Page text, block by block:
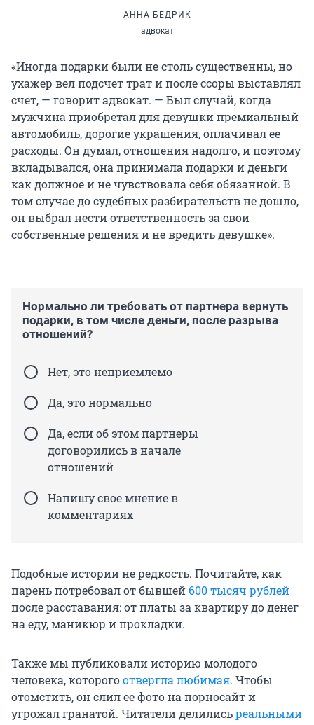
АННА БЕДРИК
адвокат
«Иногда подарки были не столь существенны, но
ухажер вел подсчет трат и после ссоры выставлял
счет, — говорит адвокат. — Был случай, когда
мужчина приобретал для девушки премиальный
автомобиль, дорогие украшения, оплачивал ее
расходы. Он думал, отношения надолго, и поэтому
вкладывался, она принимала подарки и деньги
как должное и не чувствовала себя обязанной. В
том случае до судебных разбирательств не дошло,
он выбрал нести ответственность за свои
собственные решения и не вредить девушке».
Нормально ли требовать от партнера вернуть
подарки, в том числе деньги, после разрыва
отношений?
Нет, это неприемлемо
Да, это нормально
Да, если об этом партнеры
договорились в начале
отношений
Напишу свое мнение в
комментариях
Подобные истории не редкость. Почитайте, как
парень потребовал от бывшей 600 тысяч рублей
после расставания: от платы за квартиру до денег
на еду, маникюр и прокладки.
Также мы публиковали историю молодого
человека, которогоотвергла любимая. Чтобы
отомстить, он слил ее фото на порносайт и
угрожал гранатой. Читатели делилисьреальными